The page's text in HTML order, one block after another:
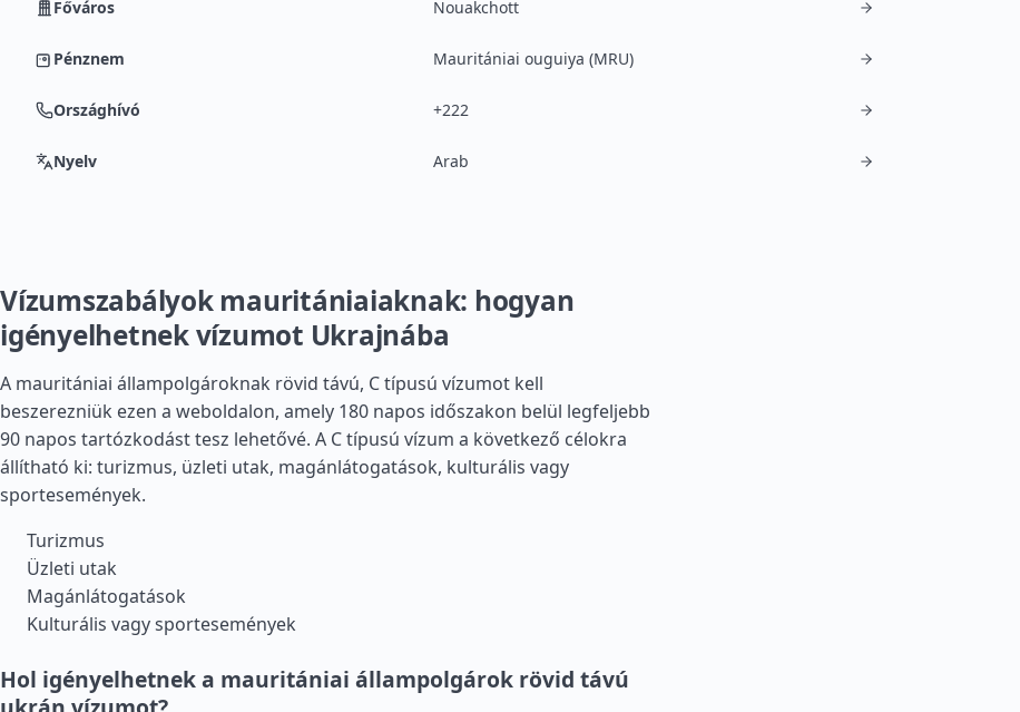
Főváros Nouakchott
Pénznem Mauritániai ouguiya (MRU)
Országhívó +222
Nyelv Arab
Vízumszabályok mauritániaiaknak: hogyan
igényelhetnek vízumot Ukrajnába
A mauritániai állampolgároknak rövid távú, C típusú vízumot kell
beszerezniük ezen a weboldalon, amely 180 napos időszakon belül legfeljebb
90 napos tartózkodást tesz lehetővé. A C típusú vízum a következő célokra
állítható ki: turizmus, üzleti utak, magánlátogatások, kulturális vagy
sportesemények.
Turizmus
Üzleti utak
Magánlátogatások
Kulturális vagy sportesemények
Hol igényelhetnek a mauritániai állampolgárok rövid távú